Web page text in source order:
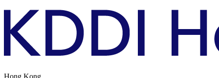
Hong Kong